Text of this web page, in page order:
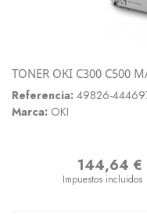
TONER OKI C300 C500
Referencia: 49826-
Marca: OKI
Precio
144,64 €
Impuestos incluidos